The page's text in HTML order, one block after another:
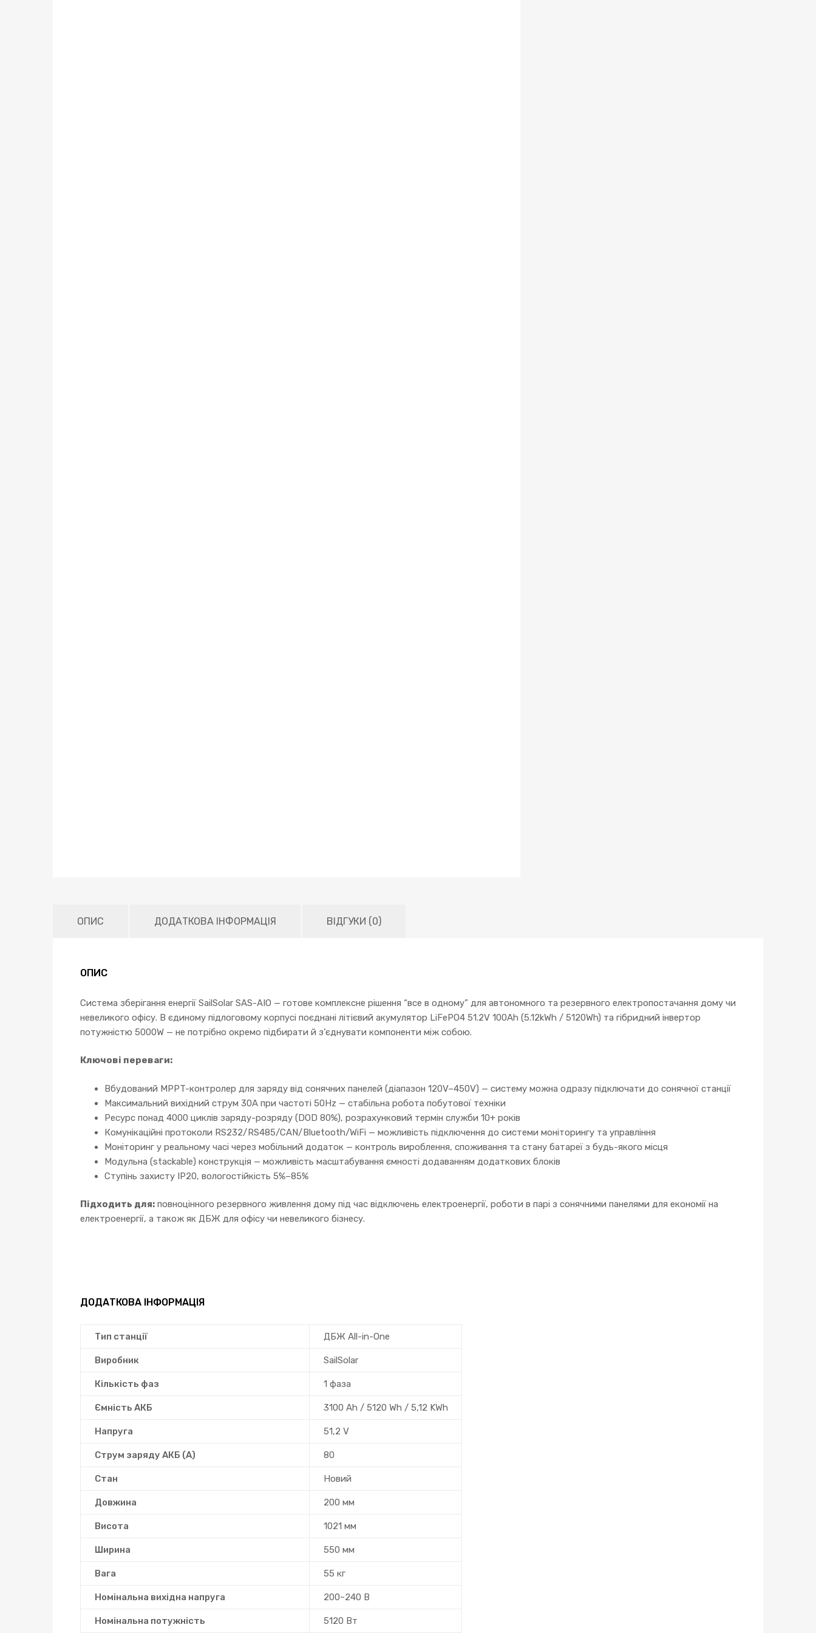
ОПИС ДОДАТКОВА ІНФОРМАЦІЯ ВІДГУКИ (0)
ОПИС
Система зберігання енергії SailSolar SAS-AIO — готове комплексне рішення “все в одному” для автономного та резервного електропостачання дому чи
невеликого офісу. В єдиному підлоговому корпусі поєднані літієвий акумулятор LiFePO4 51.2V 100Ah (5.12kWh / 5120Wh) та гібридний інвертор
потужністю 5000W — не потрібно окремо підбирати й з’єднувати компоненти між собою.
Ключові переваги:
Вбудований MPPT-контролер для заряду від сонячних панелей (діапазон 120V–450V) — систему можна одразу підключати до сонячної станції
Максимальний вихідний струм 30A при частоті 50Hz — стабільна робота побутової техніки
Ресурс понад 4000 циклів заряду-розряду (DOD 80%), розрахунковий термін служби 10+ років
Комунікаційні протоколи RS232/RS485/CAN/Bluetooth/WiFi — можливість підключення до системи моніторингу та управління
Моніторинг у реальному часі через мобільний додаток — контроль вироблення, споживання та стану батареї з будь-якого місця
Модульна (stackable) конструкція — можливість масштабування ємності додаванням додаткових блоків
Ступінь захисту IP20, вологостійкість 5%–85%
Підходить для: повноцінного резервного живлення дому під час відключень електроенергії, роботи в парі з сонячними панелями для економії на
електроенергії, а також як ДБЖ для офісу чи невеликого бізнесу.
ДОДАТКОВА ІНФОРМАЦІЯ
Тип станції ДБЖ All-in-One
Виробник SailSolar
Кількість фаз 1 фаза
Ємність АКБ 3100 Ah / 5120 Wh / 5,12 KWh
Напруга 51,2 V
Струм заряду АКБ (А) 80
Стан Новий
Довжина 200 мм
Висота 1021 мм
Ширина 550 мм
Вага 55 кг
Номінальна вихідна напруга 200~240 В
Номінальна потужність 5120 Вт